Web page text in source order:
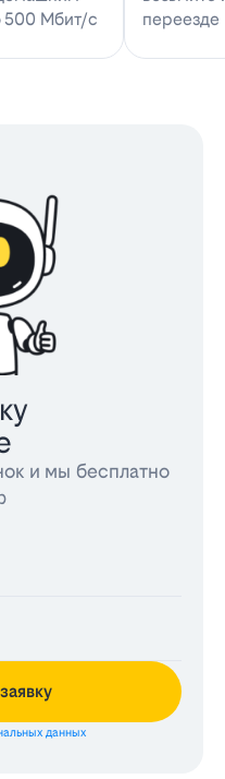
500 Мбит/с
переезде
и мы бесплатно
данных